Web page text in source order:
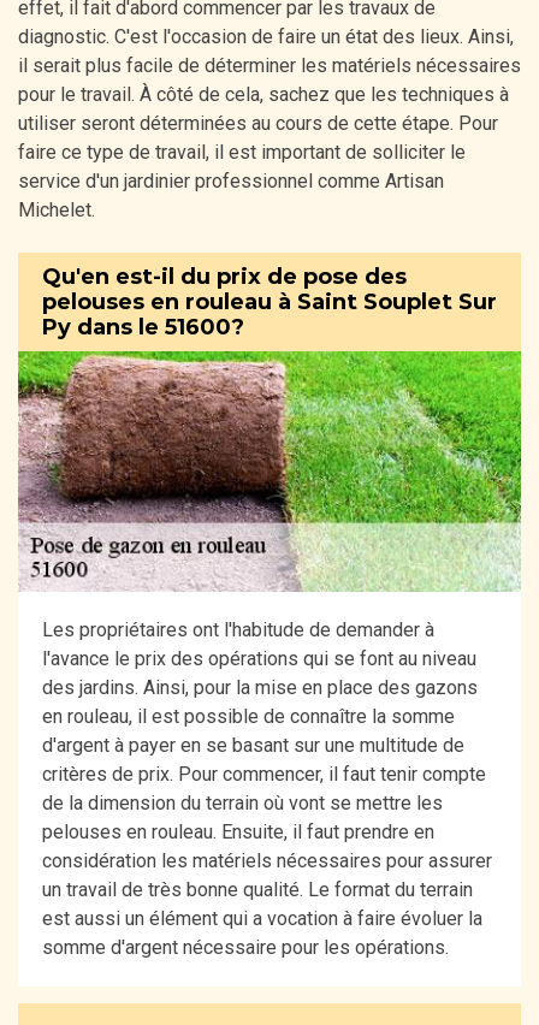
effet, il fait d'abord commencer par les travaux de
diagnostic. C'est l'occasion de faire un état des lieux. Ainsi,
il serait plus facile de déterminer les matériels nécessaires
pour le travail. À côté de cela, sachez que les techniques à
utiliser seront déterminées au cours de cette étape. Pour
faire ce type de travail, il est important de solliciter le
service d'un jardinier professionnel comme Artisan
Michelet.
Qu'en est-il du prix de pose des
pelouses en rouleau à Saint Souplet Sur
Py dans le 51600?
Les propriétaires ont l'habitude de demander à
l'avance le prix des opérations qui se font au niveau
des jardins. Ainsi, pour la mise en place des gazons
en rouleau, il est possible de connaître la somme
d'argent à payer en se basant sur une multitude de
critères de prix. Pour commencer, il faut tenir compte
de la dimension du terrain où vont se mettre les
pelouses en rouleau. Ensuite, il faut prendre en
considération les matériels nécessaires pour assurer
un travail de très bonne qualité. Le format du terrain
est aussi un élément qui a vocation à faire évoluer la
somme d'argent nécessaire pour les opérations.